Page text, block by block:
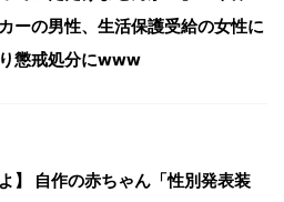
ーの男性、生活保護受給の女性に
懲戒処分にwww
よ】 自作の赤ちゃん「性別発表装